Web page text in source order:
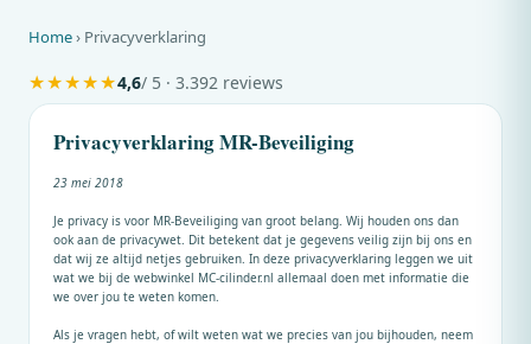
Home› Privacyverklaring
★★★★★4,6/ 5 · 3.392 reviews
Privacyverklaring MR-Beveiliging
23 mei 2018
Je privacy is voor MR-Beveiliging van groot belang. Wij houden ons dan
ook aan de privacywet. Dit betekent dat je gegevens veilig zijn bij ons en
dat wij ze altijd netjes gebruiken. In deze privacyverklaring leggen we uit
wat we bij de webwinkel MC-cilinder.nl allemaal doen met informatie die
we over jou te weten komen.
Als je vragen hebt, of wilt weten wat we precies van jou bijhouden, neem